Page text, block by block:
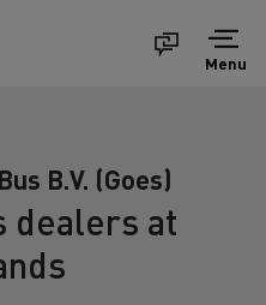
Menu
B.V. (Goes)
dealers at